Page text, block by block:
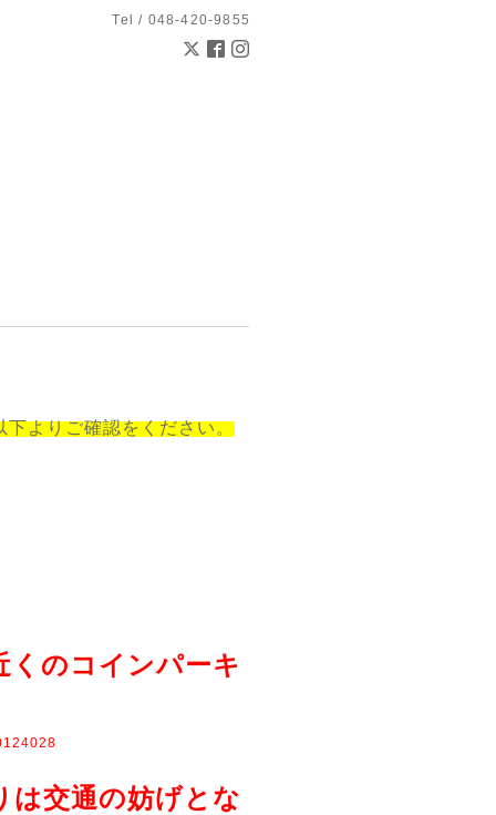
Tel / 048-420-9855
下よりご確認をください。
くのコインパーキ
は交通の妨げとな